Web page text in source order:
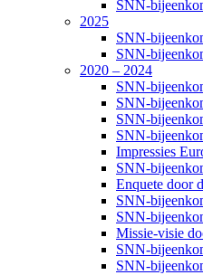
SNN-
2025
SNN-
SNN-
2020 – 2024
SNN-
SNN-
SNN-
SNN-
Impressies
SNN-
Enquete door
SNN-
SNN-
Missie-visie
SNN-
SNN-